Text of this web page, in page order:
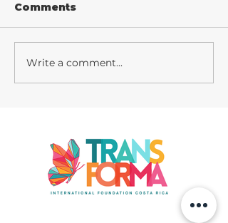
Diseña un blog
increíble
Comments
Write a comment...